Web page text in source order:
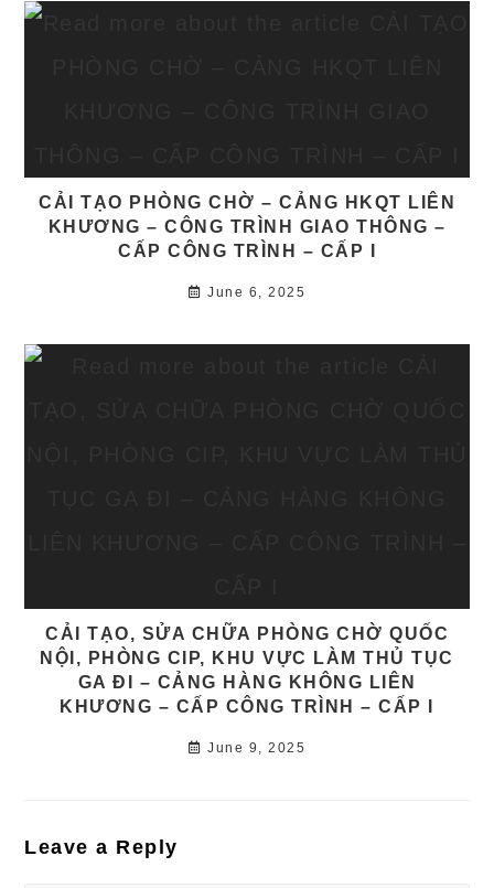
CẢI TẠO PHÒNG CHỜ – CẢNG HKQT LIÊN
KHƯƠNG – CÔNG TRÌNH GIAO THÔNG –
CẤP CÔNG TRÌNH – CẤP I
June 6, 2025
CẢI TẠO, SỬA CHỮA PHÒNG CHỜ QUỐC
NỘI, PHÒNG CIP, KHU VỰC LÀM THỦ TỤC
GA ĐI – CẢNG HÀNG KHÔNG LIÊN
KHƯƠNG – CẤP CÔNG TRÌNH – CẤP I
June 9, 2025
Leave a Reply